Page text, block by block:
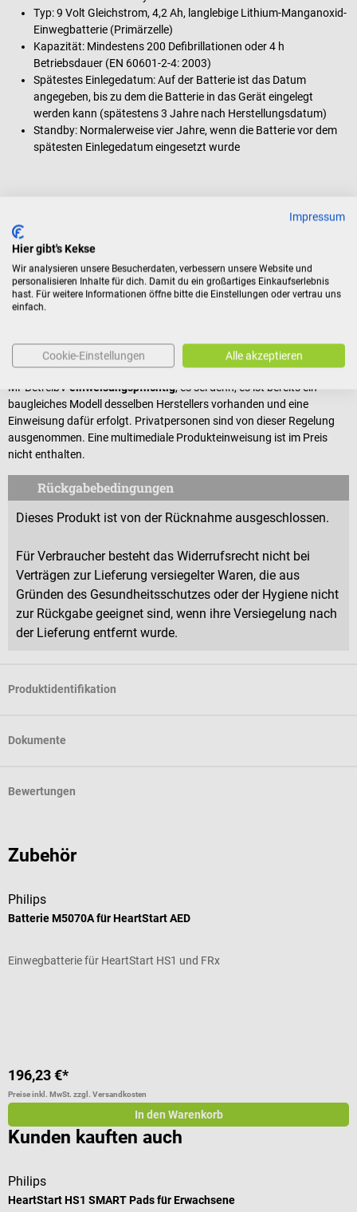
Typ: 9 Volt Gleichstrom, 4,2 Ah, langlebige Lithium-Manganoxid-
Einwegbatterie (Primärzelle)
Kapazität: Mindestens 200 Defibrillationen oder 4 h
Betriebsdauer (EN 60601-2-4: 2003)
Spätestes Einlegedatum: Auf der Batterie ist das Datum
angegeben, bis zu dem die Batterie in das Gerät eingelegt
werden kann (spätestens 3 Jahre nach Herstellungsdatum)
Standby: Normalerweise vier Jahre, wenn die Batterie vor dem
spätesten Einlegedatum eingesetzt wurde
1 Philips HeartStart HS1 AED Defibrillator in der gewählten
Sprache
1 Batterie (1 Stück, vorinstalliert)
1 SMART Pads II (1 Satz, vorinstalliert)
1 Benutzerhandbuch
AEDs und Defibrillatoren sind in Deutschland gemäß
MPBetreibV einweisungspflichtig, es sei denn, es ist bereits ein
baugleiches Modell desselben Herstellers vorhanden und eine
Einweisung dafür erfolgt. Privatpersonen sind von dieser Regelung
ausgenommen. Eine multimediale Produkteinweisung ist im Preis
nicht enthalten.
Rückgabebedingungen
Dieses Produkt ist von der Rücknahme ausgeschlossen.
Für Verbraucher besteht das Widerrufsrecht nicht bei
Verträgen zur Lieferung versiegelter Waren, die aus
Gründen des Gesundheitsschutzes oder der Hygiene nicht
zur Rückgabe geeignet sind, wenn ihre Versiegelung nach
der Lieferung entfernt wurde.
Produktidentifikation
Dokumente
Bewertungen
Zubehör
Philips
Batterie M5070A für HeartStart AED
Einwegbatterie für HeartStart HS1 und FRx
196,23 €*
Preise inkl. MwSt. zzgl. Versandkosten
In den Warenkorb
Kunden kauften auch
Philips
HeartStart HS1 SMART Pads für Erwachsene
Impressum
Hier gibt's Kekse
Wir analysieren unsere Besucherdaten, verbessern unsere Website und
personalisieren Inhalte für dich. Damit du ein großartiges Einkaufserlebnis
hast. Für weitere Informationen öffne bitte die Einstellungen oder vertrau uns
einfach.
Cookie-Einstellungen Alle akzeptieren